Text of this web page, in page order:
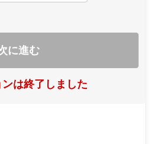
に進む
は終了しました